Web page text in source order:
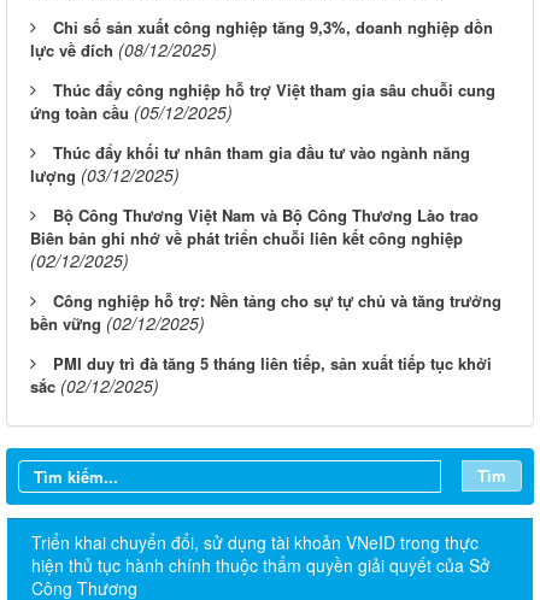
Chỉ số sản xuất công nghiệp tăng 9,3%, doanh nghiệp dồn
lực về đích (08/12/2025)
Thúc đẩy công nghiệp hỗ trợ Việt tham gia sâu chuỗi cung
ứng toàn cầu (05/12/2025)
Thúc đẩy khối tư nhân tham gia đầu tư vào ngành năng
lượng (03/12/2025)
Bộ Công Thương Việt Nam và Bộ Công Thương Lào trao
Biên bản ghi nhớ về phát triển chuỗi liên kết công nghiệp
(02/12/2025)
Công nghiệp hỗ trợ: Nền tảng cho sự tự chủ và tăng trưởng
bền vững (02/12/2025)
PMI duy trì đà tăng 5 tháng liên tiếp, sản xuất tiếp tục khởi
sắc (02/12/2025)
Tìm
Triển khai chuyển đổi, sử dụng tài khoản VNeID trong thực
hiện thủ tục hành chính thuộc thẩm quyền giải quyết của Sở
Công Thương